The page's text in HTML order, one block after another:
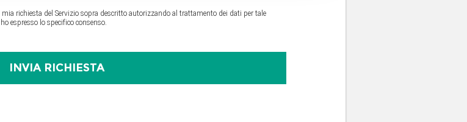
mia richiesta del Servizio sopra descritto autorizzando al trattamento dei dati per tale
espresso lo specifico consenso.